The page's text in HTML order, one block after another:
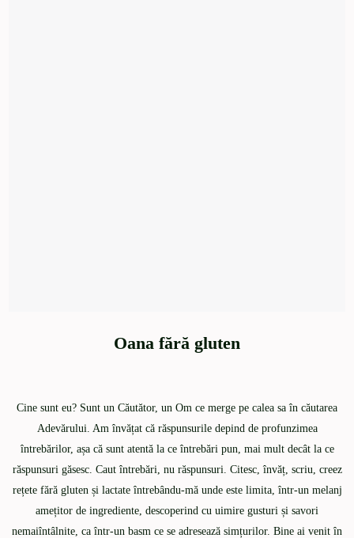
Oana fără gluten
Cine sunt eu? Sunt un Căutător, un Om ce merge pe calea sa în căutarea
Adevărului. Am învățat că răspunsurile depind de profunzimea
întrebărilor, așa că sunt atentă la ce întrebări pun, mai mult decât la ce
răspunsuri găsesc. Caut întrebări, nu răspunsuri. Citesc, învăț, scriu, creez
rețete fără gluten și lactate întrebându-mă unde este limita, într-un melanj
amețitor de ingrediente, descoperind cu uimire gusturi și savori
nemaiîntâlnite, ca într-un basm ce se adresează simțurilor. Bine ai venit în